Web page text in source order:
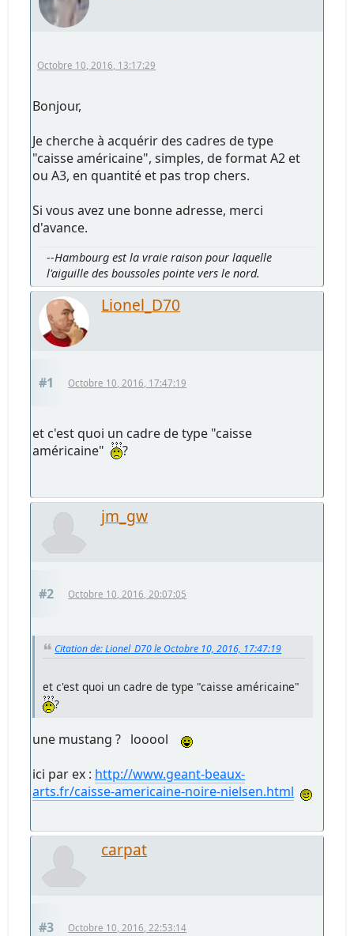
Octobre 10, 2016, 13:17:29
Bonjour,
Je cherche à acquérir des cadres de type
"caisse américaine", simples, de format A2 et
ou A3, en quantité et pas trop chers.
Si vous avez une bonne adresse, merci
d'avance.
--Hambourg est la vraie raison pour laquelle
l'aiguille des boussoles pointe vers le nord.
Lionel_D70
#1 Octobre 10, 2016, 17:47:19
et c'est quoi un cadre de type "caisse
américaine"
?
jm_gw
#2 Octobre 10, 2016, 20:07:05
Citation de: Lionel_D70 le Octobre 10, 2016, 17:47:19
et c'est quoi un cadre de type "caisse américaine"
?
une mustang ? looool
ici par ex : http://www.geant-beaux-
arts.fr/caisse-americaine-noire-nielsen.html
carpat
#3 Octobre 10, 2016, 22:53:14